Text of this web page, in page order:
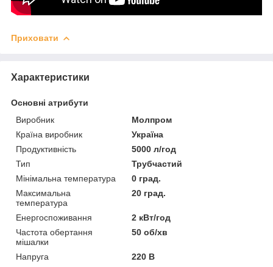
Приховати
Характеристики
Основні атрибути
Виробник
Молпром
Країна виробник
Україна
Продуктивність
5000 л/год
Тип
Трубчастий
Мінімальна температура
0 град.
Максимальна
температура
20 град.
Енергоспоживання
2 кВт/год
Частота обертання
мішалки
50 об/хв
Напруга
220 В